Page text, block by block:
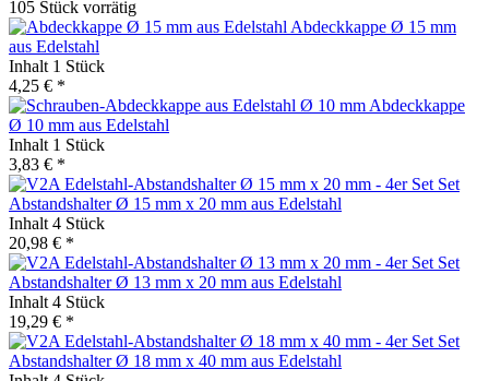
105 Stück vorrätig
Abdeckkappe Ø 15 mm
aus Edelstahl
Inhalt 1 Stück
4,25 € *
Abdeckkappe
Ø 10 mm aus Edelstahl
Inhalt 1 Stück
3,83 € *
Set
Abstandshalter Ø 15 mm x 20 mm aus Edelstahl
Inhalt4 Stück
20,98 € *
Set
Abstandshalter Ø 13 mm x 20 mm aus Edelstahl
Inhalt4 Stück
19,29 € *
Set
Abstandshalter Ø 18 mm x 40 mm aus Edelstahl